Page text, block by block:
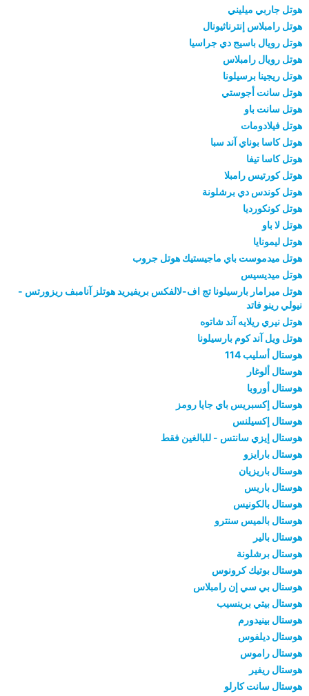
هوتل جاربي ميليني
هوتل رامبلاس إنترناثيونال
هوتل رويال باسيج دي جراسيا
هوتل رويال رامبلاس
هوتل ريجينا برسيلونا
هوتل سانت أجوستي
هوتل سانت باو
هوتل فيلادومات
هوتل كاسا بوناي آند سبا
هوتل كاسا تيفا
هوتل كورتيس رامبلا
هوتل كوندس دي برشلونة
هوتل كونكورديا
هوتل لا باو
هوتل ليمونايا
هوتل ميدموست باي ماجيستيك هوتل جروب
هوتل ميديسيس
هوتل ميرامار بارسيلونا تج اف-لالفكس بريفيريد هوتلز آنامبف ريزورتس -
نيولي رينو فاتد
هوتل نيري ريلايه آند شاتوه
هوتل ويل آند كوم بارسيلونا
هوستال أسليب 114
هوستال ألوغار
هوستال أوروبا
هوستال إكسبريس باي جايا رومز
هوستال إكسيلنس
هوستال إيزي سانتس - للبالغين فقط
هوستال بارايزو
هوستال باريزيان
هوستال باريس
هوستال بالكونيس
هوستال بالميس سنترو
هوستال بالير
هوستال برشلونة
هوستال بوتيك كرونوس
هوستال بي سي إن رامبلاس
هوستال بيتي برينسيب
هوستال بينيدورم
هوستال ديلفوس
هوستال راموس
هوستال ريفير
هوستال سانت كارلو